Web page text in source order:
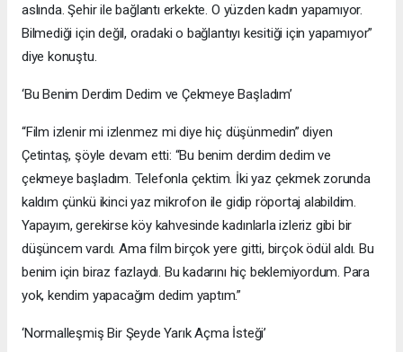
aslında. Şehir ile bağlantı erkekte. O yüzden kadın yapamıyor.
Bilmediği için değil, oradaki o bağlantıyı kesitiği için yapamıyor”
diye konuştu.
‘Bu Benim Derdim Dedim ve Çekmeye Başladım’
“Film izlenir mi izlenmez mi diye hiç düşünmedin” diyen
Çetintaş, şöyle devam etti: “Bu benim derdim dedim ve
çekmeye başladım. Telefonla çektim. İki yaz çekmek zorunda
kaldım çünkü ikinci yaz mikrofon ile gidip röportaj alabildim.
Yapayım, gerekirse köy kahvesinde kadınlarla izleriz gibi bir
düşüncem vardı. Ama film birçok yere gitti, birçok ödül aldı. Bu
benim için biraz fazlaydı. Bu kadarını hiç beklemiyordum. Para
yok, kendim yapacağım dedim yaptım.”
‘Normalleşmiş Bir Şeyde Yarık Açma İsteği’